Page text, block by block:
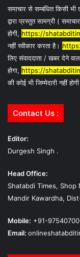
समाचार से सम्बंधित किसी
द्वारा प्रस्तुत सामग्री (
होगी, https://
नहीं स्वीकार करता है।
लिए संवाददाता / खबर देने
होगा, https://
की कोई भी जिम्मेदारी नहीं
Contact Us :
Editor:
Durgesh Singh .
Head Office:
Shatabdi Times, Shop
Mandir Kawardha,
Mobile: +91-
Email: